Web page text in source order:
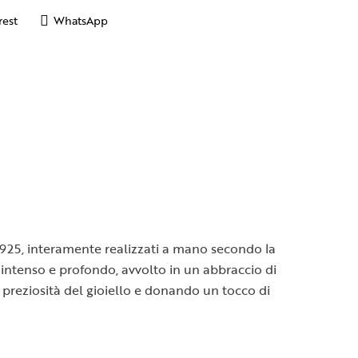
WhatsApp
interamente realizzati a mano secondo la
e profondo, avvolto in un abbraccio di
del gioiello e donando un tocco di